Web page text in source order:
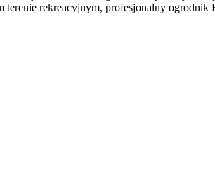
terenie rekreacyjnym, profesjonalny